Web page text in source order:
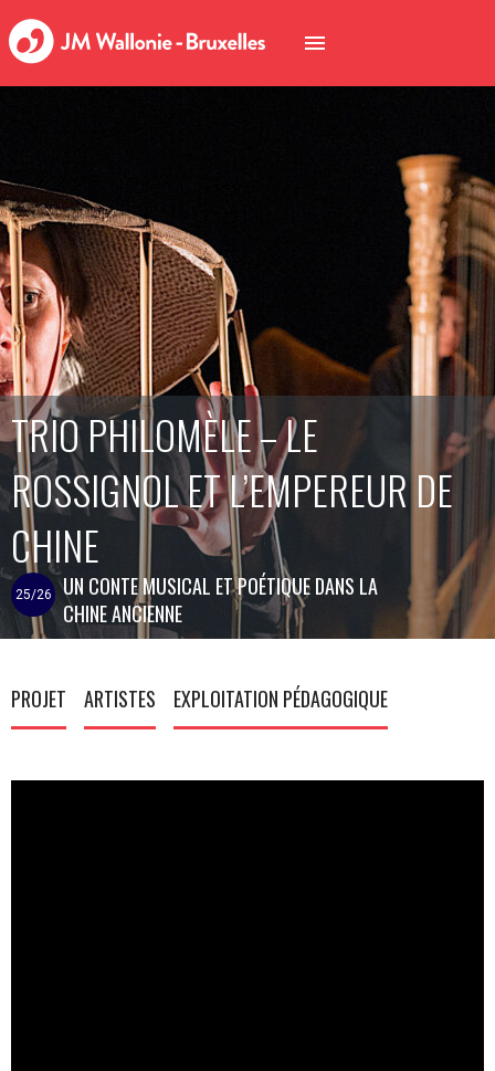
TRIO PHILOMÈLE – LE
ROSSIGNOL ET L’EMPEREUR DE
CHINE
25/26
UN CONTE MUSICAL ET POÉTIQUE DANS LA
CHINE ANCIENNE
PROJET ARTISTES EXPLOITATION PÉDAGOGIQUE